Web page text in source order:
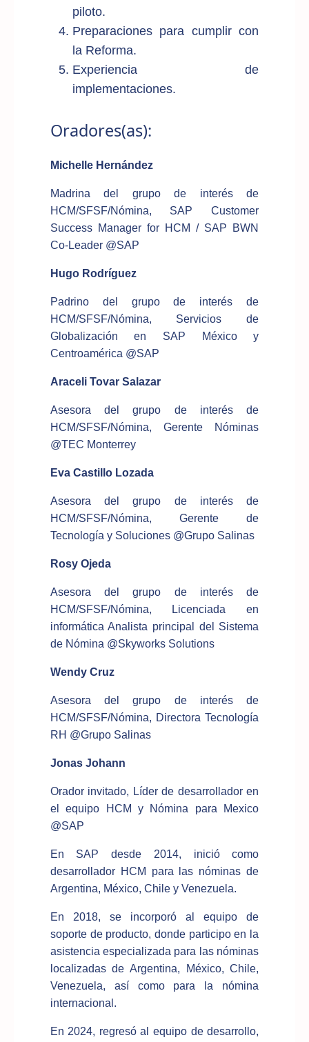
piloto.
Preparaciones para cumplir con
la Reforma.
Experiencia de
implementaciones.
Oradores(as):
Michelle Hernández
Madrina del grupo de interés de
HCM/SFSF/Nómina, SAP Customer
Success Manager for HCM / SAP BWN
Co-Leader @SAP
Hugo Rodríguez
Padrino del grupo de interés de
HCM/SFSF/Nómina, Servicios de
Globalización en SAP México y
Centroamérica @SAP
Araceli Tovar Salazar
Asesora del grupo de interés de
HCM/SFSF/Nómina, Gerente Nóminas
@TEC Monterrey
Eva Castillo Lozada
Asesora del grupo de interés de
HCM/SFSF/Nómina, Gerente de
Tecnología y Soluciones @Grupo Salinas
Rosy Ojeda
Asesora del grupo de interés de
HCM/SFSF/Nómina, Licenciada en
informática Analista principal del Sistema
de Nómina @Skyworks Solutions
Wendy Cruz
Asesora del grupo de interés de
HCM/SFSF/Nómina, Directora Tecnología
RH @Grupo Salinas
Jonas Johann
Orador invitado, Líder de desarrollador en
el equipo HCM y Nómina para Mexico
@SAP
En SAP desde 2014, inició como
desarrollador HCM para las nóminas de
Argentina, México, Chile y Venezuela.
En 2018, se incorporó al equipo de
soporte de producto, donde participo en la
asistencia especializada para las nóminas
localizadas de Argentina, México, Chile,
Venezuela, así como para la nómina
internacional.
En 2024, regresó al equipo de desarrollo,